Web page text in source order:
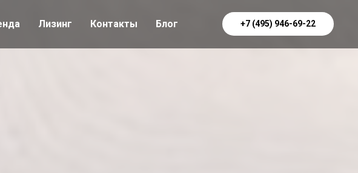
Лизинг Контакты Блог +7 (495) 946-69-22